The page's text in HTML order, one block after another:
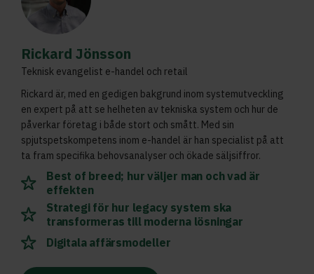
Rickard Jönsson
Teknisk evangelist e-handel och retail
Rickard är, med en gedigen bakgrund inom systemutveckling
en expert på att se helheten av tekniska system och hur de
påverkar företag i både stort och smått. Med sin
spjutspetskompetens inom e-handel är han specialist på att
ta fram specifika behovsanalyser och ökade säljsiffror.
Best of breed; hur väljer man och vad är
effekten
Strategi för hur legacy system ska
transformeras till moderna lösningar
Digitala affärsmodeller